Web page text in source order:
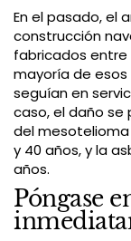
En el pasado, el
construcción
fabricados entre
mayoría de
seguían en
caso, el daño se
del
y 40 años, y la
años.
Póngase